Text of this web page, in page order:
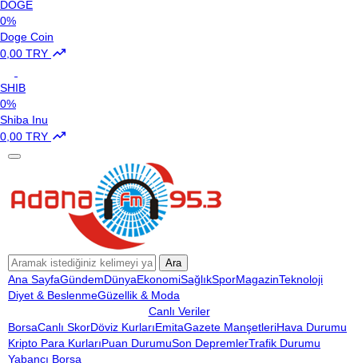
DOGE
0%
Doge Coin
0,00 TRY
SHIB
0%
Shiba Inu
0,00 TRY
Ara
Ana SayfaGündemDünyaEkonomiSağlıkSporMagazinTeknoloji
Diyet & BeslenmeGüzellik & Moda
Canlı Veriler
BorsaCanlı SkorDöviz KurlarıEmitaGazete ManşetleriHava Durumu
Kripto Para KurlarıPuan DurumuSon DepremlerTrafik Durumu
Yabancı Borsa